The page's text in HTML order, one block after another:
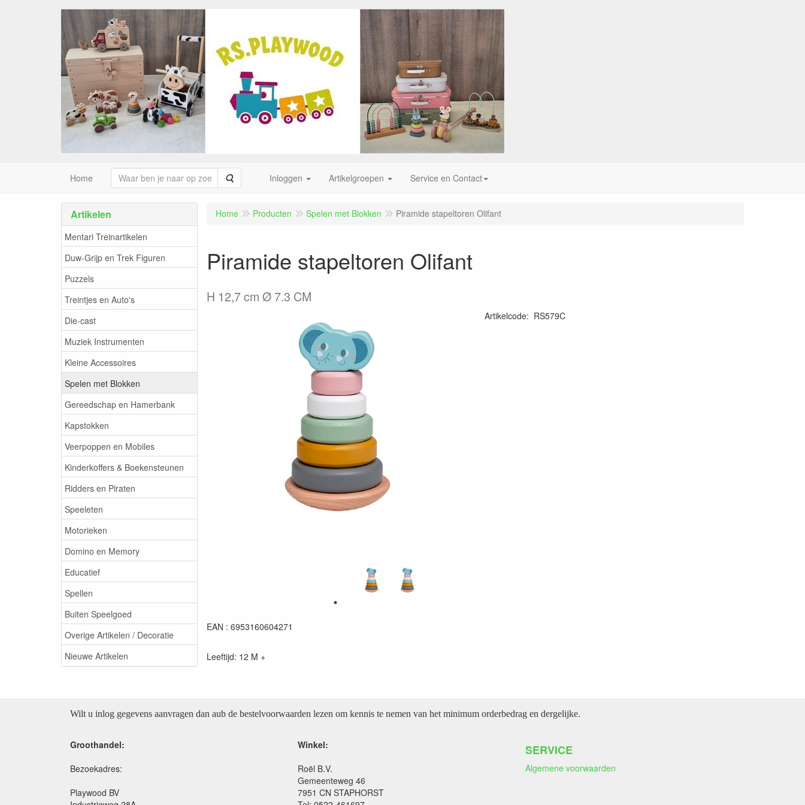
Home Zoeken Inloggen Artikelgroepen Service en Contact
Artikelen
Mentari Treinartikelen
Duw-Grijp en Trek Figuren
Puzzels
Treintjes en Auto's
Die-cast
Muziek Instrumenten
Kleine Accessoires
Spelen met Blokken
Gereedschap en Hamerbank
Kapstokken
Veerpoppen en Mobiles
Kinderkoffers & Boekensteunen
Ridders en Piraten
Speeleten
Motorieken
Domino en Memory
Educatief
Spellen
Buiten Speelgoed
Overige Artikelen / Decoratie
Nieuwe Artikelen
Home Producten Spelen met Blokken Piramide stapeltoren Olifant
Piramide stapeltoren Olifant
H 12,7 cm Ø 7.3 CM
Artikelcode: RS579C
EAN : 6953160604271
Leeftijd: 12 M +
Wilt u inlog gegevens aanvragen dan aub de bestelvoorwaarden lezen om kennis te nemen van het minimum orderbedrag en dergelijke.
Groothandel:
Bezoekadres:
Playwood BV
Winkel:
Roël B.V.
Gemeenteweg 46
7951 CN STAPHORST
SERVICE
Algemene voorwaarden